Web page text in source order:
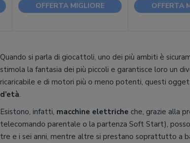
OFFERTA MIGLIORE OFFERTA
Quando si parla di giocattoli, uno dei più ambiti è
stimola la fantasia dei più piccoli e garantisce loro un
ricaricabile e di motori più o meno potenti, questi
d’età.
Esistono, infatti, macchine elettriche che, grazie alla
telecomando parentale o la partenza Soft Start),
tre e i sei anni, mentre altre si prestano soprattutto a